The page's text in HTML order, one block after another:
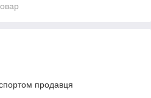
продавця